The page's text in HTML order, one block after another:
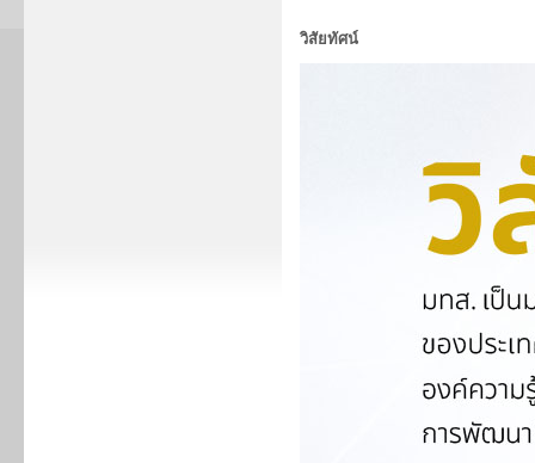
วิสัยทัศน์